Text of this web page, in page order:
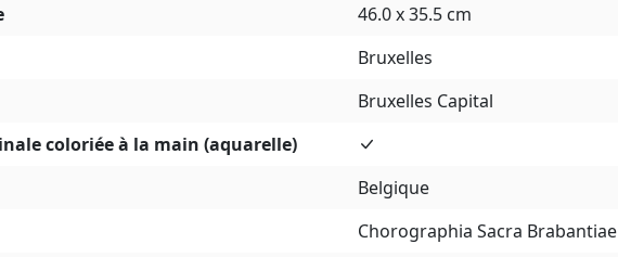
46.0 x 35.5 cm
Bruxelles
Bruxelles Capital
coloriée à la main (aquarelle)
Belgique
Chorographia Sacra Brabantiae